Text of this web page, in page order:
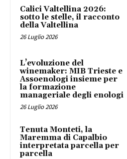
Calici Valtellina 2026:
sotto le stelle, il racconto
della Valtellina
26 Luglio 2026
L’evoluzione del
winemaker: MIB Trieste e
Assoenologi insieme per
la formazione
manageriale degli enologi
26 Luglio 2026
Tenuta Monteti, la
Maremma di Capalbio
interpretata parcella per
parcella